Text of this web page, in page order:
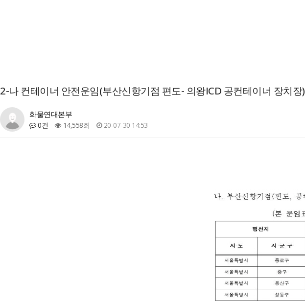
2-나 컨테이너 안전운임(부산신항기점 편도- 의왕ICD 공컨테이너 장치장)
화물연대본부
0건 14,558회 20-07-30 14:53